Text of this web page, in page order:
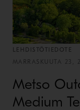
LEHDISTÖTIEDOTE
MARRASKUUTA 23,
Metso
Medium